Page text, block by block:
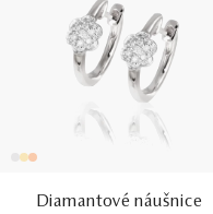
Diamantové náušnice